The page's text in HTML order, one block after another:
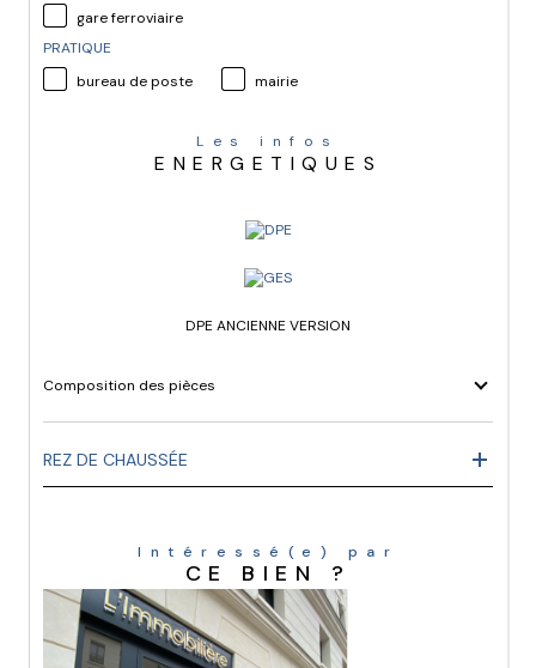
gare ferroviaire
PRATIQUE
bureau de poste
mairie
Les infos
ENERGETIQUES
DPE ANCIENNE VERSION
Composition des pièces
REZ DE CHAUSSÉE
Intéressé(e) par
CE BIEN ?